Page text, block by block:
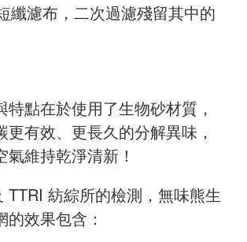
纖濾布，二次過濾殘留其中的
特點在於使用了生物砂材質，
更有效、更長久的分解異味，
維持乾淨清新！
TTRI 紡綜所的檢測，無味熊生
效果包含：